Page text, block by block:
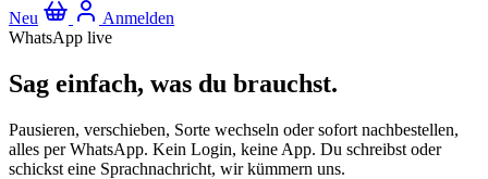
Neu
Anmelden
WhatsApp live
Sag einfach, was du brauchst.
Pausieren, verschieben, Sorte wechseln oder sofort nachbestellen,
alles per WhatsApp. Kein Login, keine App. Du schreibst oder
schickst eine Sprachnachricht, wir kümmern uns.